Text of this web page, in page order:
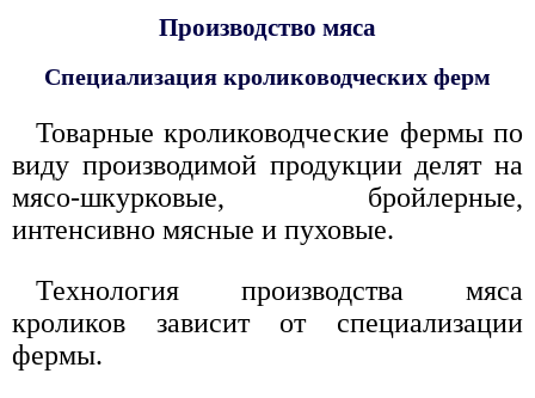
Производство мяса
Специализация кролиководческих ферм
Товарные кролиководческие фермы по
виду производимой продукции делят на
мясо-шкурковые, бройлерные,
интенсивно мясные и пуховые.
Технология производства мяса
кроликов зависит от специализации
фермы.